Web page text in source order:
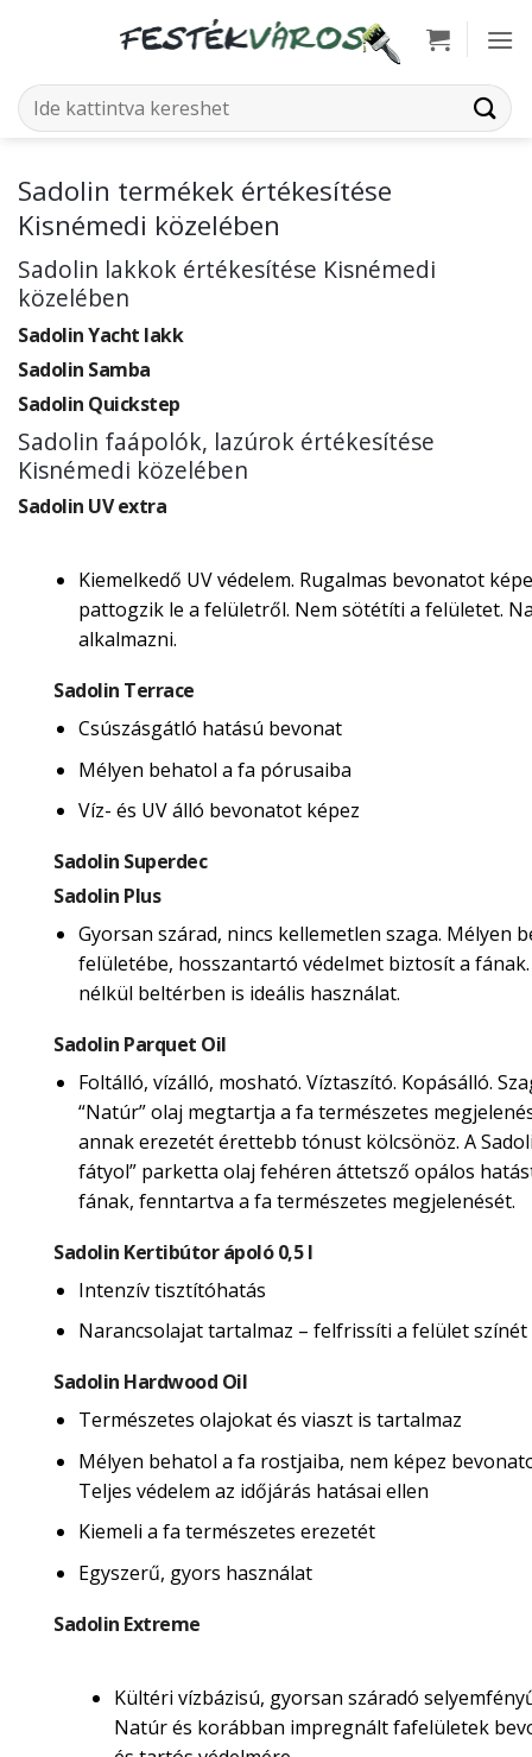
Keresés
a
Sadolin termékek értékesítése
Kisnémedi közelében
Sadolin lakkok értékesítése Kisnémedi
közelében
Sadolin Yacht lakk
Sadolin Samba
Sadolin Quickstep
Sadolin faápolók, lazúrok értékesítése
Kisnémedi közelében
Sadolin UV extra
Kiemelkedő UV védelem. Rugalmas bevonatot
pattogzik le a felületről. Nem sötétíti a felületet.
alkalmazni.
Sadolin Terrace
Csúszásgátló hatású bevonat
Mélyen behatol a fa pórusaiba
Víz- és UV álló bevonatot képez
Sadolin Superdec
Sadolin Plus
Gyorsan szárad, nincs kellemetlen szaga. Mélyen
felületébe, hosszantartó védelmet biztosít a
nélkül beltérben is ideális használat.
Sadolin Parquet Oil
Foltálló, vízálló, mosható. Víztaszító. Kopásálló.
“Natúr” olaj megtartja a fa természetes
annak erezetét érettebb tónust kölcsönöz. A
fátyol” parketta olaj fehéren áttetsző opálos
fának, fenntartva a fa természetes megjelenését.
Sadolin Kertibútor ápoló 0,5 l
Intenzív tisztítóhatás
Narancsolajat tartalmaz – felfrissíti a felület színét
Sadolin Hardwood Oil
Természetes olajokat és viaszt is tartalmaz
Mélyen behatol a fa rostjaiba, nem képez
Teljes védelem az időjárás hatásai ellen
Kiemeli a fa természetes erezetét
Egyszerű, gyors használat
Sadolin Extreme
Kültéri vízbázisú, gyorsan száradó
Natúr és korábban impregnált fafelületek